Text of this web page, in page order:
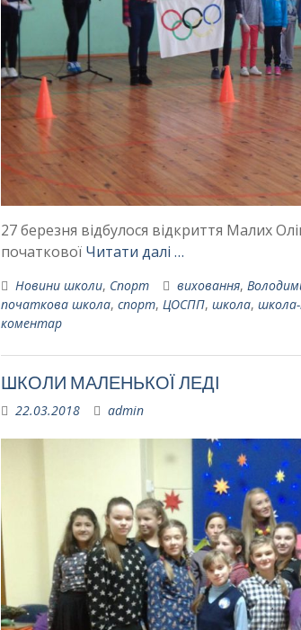
27 березня відбулося відкриття Малих
початкової Читати далі …
Новини школи, Спорт виховання,
початкова школа, спорт, ЦОСПП, школа,
коментар
ШКОЛИ МАЛЕНЬКОЇ ЛЕДІ
22.03.2018 admin